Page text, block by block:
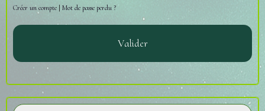
Créer un compte | Mot de passe perdu ?
Valider